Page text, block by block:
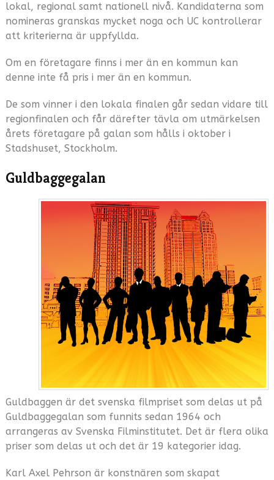
lokal, regional samt nationell nivå. Kandidaterna som
nomineras granskas mycket noga och UC kontrollerar
att kriterierna är uppfyllda.
Om en företagare finns i mer än en kommun kan
denne inte få pris i mer än en kommun.
De som vinner i den lokala finalen går sedan vidare till
regionfinalen och får därefter tävla om utmärkelsen
årets företagare på galan som hålls i oktober i
Stadshuset, Stockholm.
Guldbaggegalan
Guldbaggen är det svenska filmpriset som delas ut på
Guldbaggegalan som funnits sedan 1964 och
arrangeras av Svenska Filminstitutet. Det är flera olika
priser som delas ut och det är 19 kategorier idag.
Karl Axel Pehrson är konstnären som skapat